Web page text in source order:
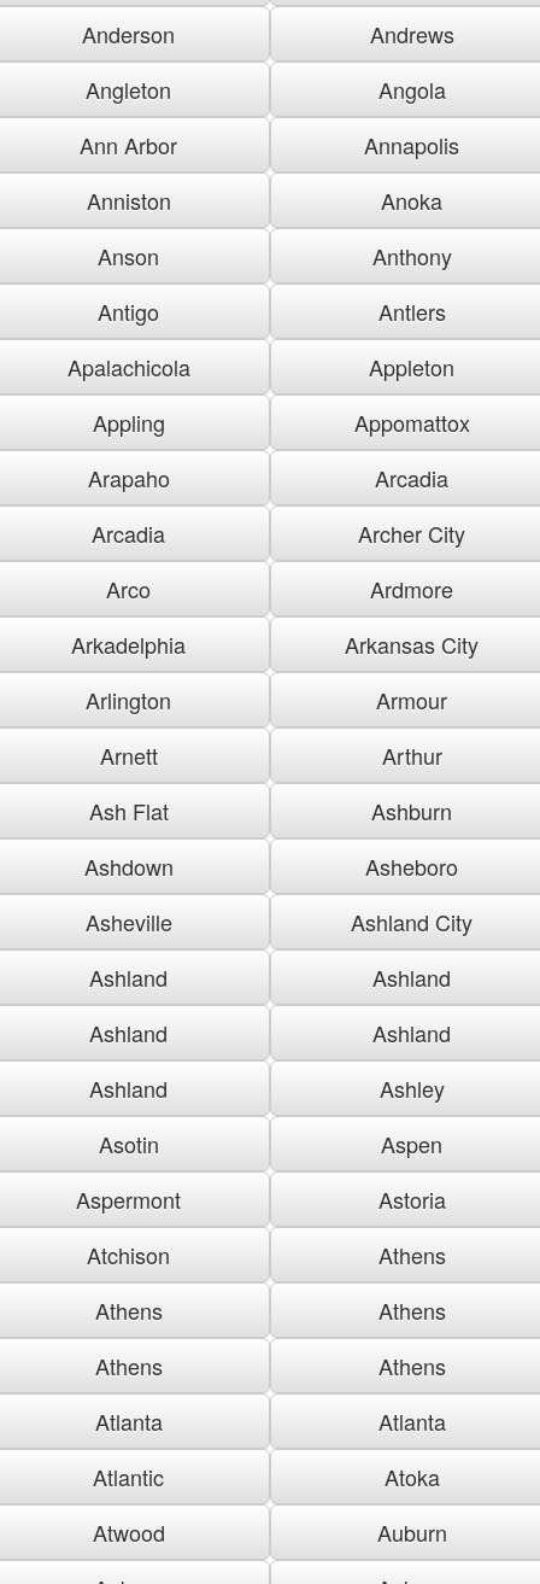
Anderson
Andrews
Angleton
Angola
Ann Arbor
Annapolis
Anniston
Anoka
Anson
Anthony
Antigo
Antlers
Apalachicola
Appleton
Appling
Appomattox
Arapaho
Arcadia
Arcadia
Archer City
Arco
Ardmore
Arkadelphia
Arkansas City
Arlington
Armour
Arnett
Arthur
Ash Flat
Ashburn
Ashdown
Asheboro
Asheville
Ashland City
Ashland
Ashland
Ashland
Ashland
Ashland
Ashley
Asotin
Aspen
Aspermont
Astoria
Atchison
Athens
Athens
Athens
Athens
Athens
Atlanta
Atlanta
Atlantic
Atoka
Atwood
Auburn